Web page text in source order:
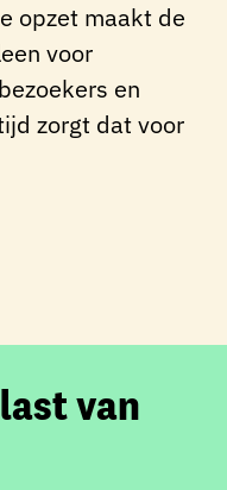
opzet maakt de
voor
en
zorgt dat voor
van